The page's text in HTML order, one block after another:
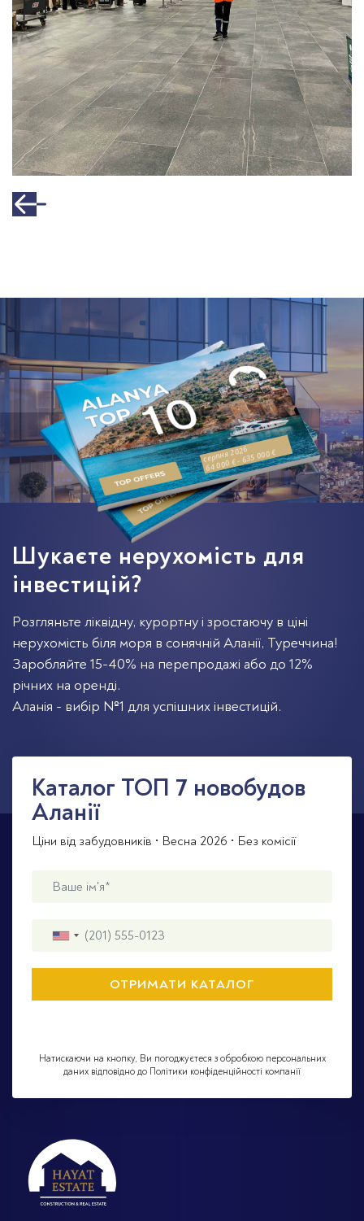
серпня 2026
64 000 € - 635 000 €
Шукаєте нерухомість для
інвестицій?
Розгляньте ліквідну, курортну і зростаючу в ціні
нерухомість біля моря в сонячній Аланії, Туреччина!
Заробляйте 15-40% на перепродажі або до 12%
річних на оренді.
Аланія - вибір №1 для успішних інвестицій.
Каталог TOП 7 новобудов
Аланії
Ціни від забудовників • Весна 2026 • Без комісії
Натискаючи на кнопку, Ви погоджуєтеся з обробкою персональних
даних відповідно до Політики конфіденційності компанії